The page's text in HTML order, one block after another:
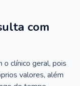
com
o clínico geral, pois
valores, além